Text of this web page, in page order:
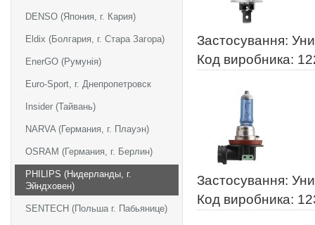
DENSO (Япония, г. Кария)
Eldix (Болгария, г. Стара Загора)
EnerGO (Румунія)
Euro-Sport, г. Днепропетровск
Insider (Тайвань)
NARVA (Германия, г. Плауэн)
OSRAM (Германия, г. Берлин)
PHILIPS (Нидерланды, г.
Эйндховен)
SENTECH (Польша г. Пабьянице)
Застосування:
Код виробника:
Застосування:
Код виробника: